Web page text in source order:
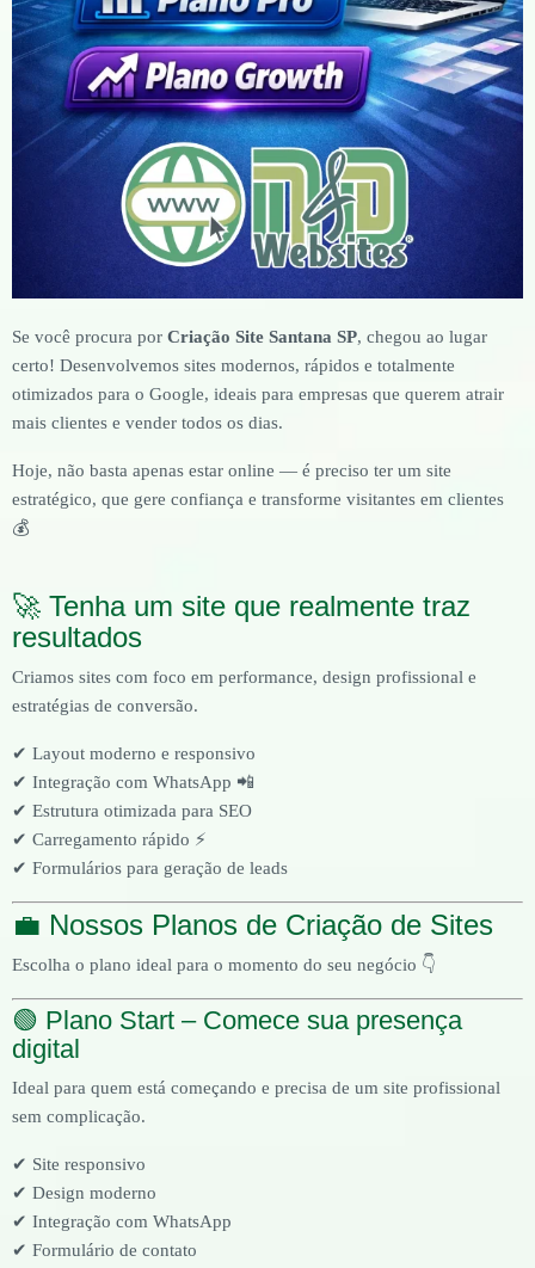
Se você procura por Criação Site Santana SP, chegou ao lugar
certo! Desenvolvemos sites modernos, rápidos e totalmente
otimizados para o Google, ideais para empresas que querem atrair
mais clientes e vender todos os dias.
Hoje, não basta apenas estar online — é preciso ter um site
estratégico, que gere confiança e transforme visitantes em clientes
💰
🚀 Tenha um site que realmente traz
resultados
Criamos sites com foco em performance, design profissional e
estratégias de conversão.
✔ Layout moderno e responsivo
✔ Integração com WhatsApp 📲
✔ Estrutura otimizada para SEO
✔ Carregamento rápido ⚡
✔ Formulários para geração de leads
💼 Nossos Planos de Criação de Sites
Escolha o plano ideal para o momento do seu negócio 👇
🟢 Plano Start – Comece sua presença
digital
Ideal para quem está começando e precisa de um site profissional
sem complicação.
✔ Site responsivo
✔ Design moderno
✔ Integração com WhatsApp
✔ Formulário de contato